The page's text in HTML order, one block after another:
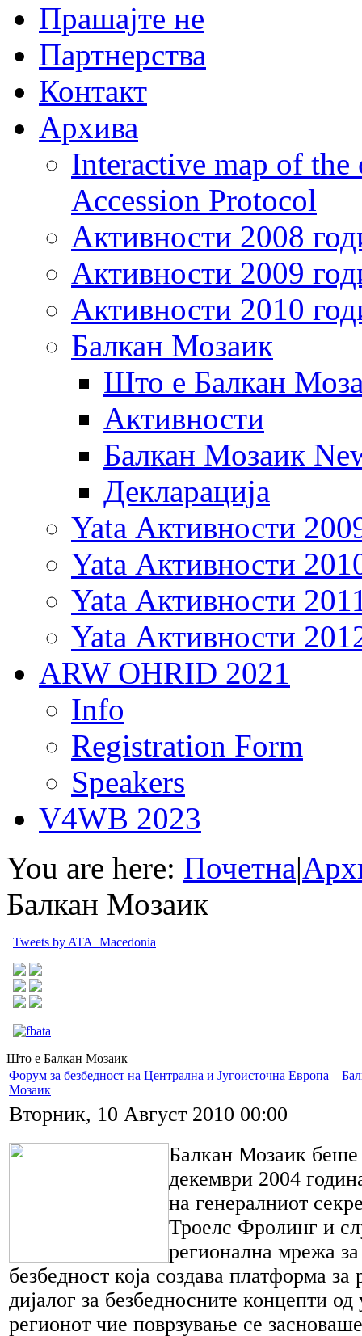
Прашајте не
Партнерства
Контакт
Архива
Interactive map of
Accession Protocol
Активности 2008
Активности 2009
Активности 2010
Балкан Мозаик
Што е Балкан
Активности
Балкан Мозаик
Декларација
Yata Активности
Yata Активности
Yata Активности
Yata Активности
ARW OHRID 2021
Info
Registration Form
Speakers
V4WB 2023
You are here: Почетна|
Балкан Мозаик
Tweets by ATA_Macedonia
Што е Балкан Мозаик
Форум за безбедност на Централна и Југоисточна Европа –
Мозаик
Вторник, 10 Август 2010 00:00
Балкан Мозаик беше
декември 2004
на генералниот
Троелс Фролинг и
регионална мрежа
безбедност која создава платформа
дијалог за безбедносните концепти
регионот чие поврзување се